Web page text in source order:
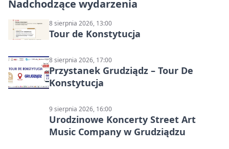
Nadchodzące wydarzenia
8 sierpnia 2026, 13:00
Tour de Konstytucja
8 sierpnia 2026, 17:00
Przystanek Grudziądz – Tour De
Konstytucja
9 sierpnia 2026, 16:00
Urodzinowe Koncerty Street Art
Music Company w Grudziądzu